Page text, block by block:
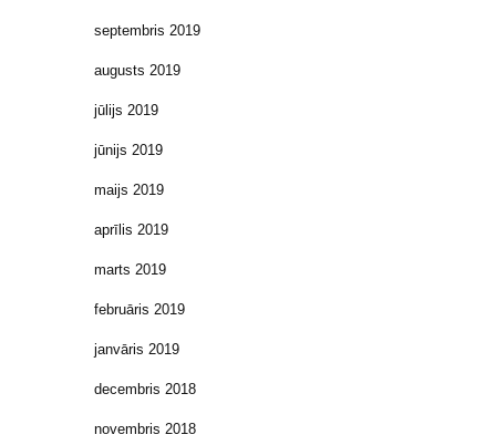
septembris 2019
augusts 2019
jūlijs 2019
jūnijs 2019
maijs 2019
aprīlis 2019
marts 2019
februāris 2019
janvāris 2019
decembris 2018
novembris 2018